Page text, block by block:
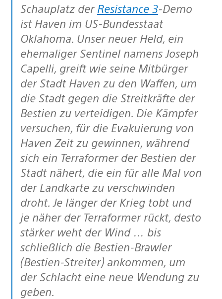
Schauplatz der Resistance 3-Demo
ist Haven im US-Bundesstaat
Oklahoma. Unser neuer Held, ein
ehemaliger Sentinel namens Joseph
Capelli, greift wie seine Mitbürger
der Stadt Haven zu den Waffen, um
die Stadt gegen die Streitkräfte der
Bestien zu verteidigen. Die Kämpfer
versuchen, für die Evakuierung von
Haven Zeit zu gewinnen, während
sich ein Terraformer der Bestien der
Stadt nähert, die ein für alle Mal von
der Landkarte zu verschwinden
droht. Je länger der Krieg tobt und
je näher der Terraformer rückt, desto
stärker weht der Wind … bis
schließlich die Bestien-Brawler
(Bestien-Streiter) ankommen, um
der Schlacht eine neue Wendung zu
geben.